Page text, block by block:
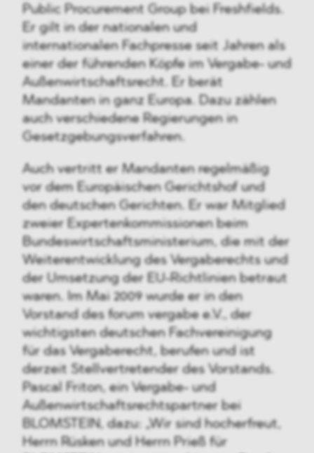
Public Procurement Group bei Freshfields.
Er gilt in der nationalen und
internationalen Fachpresse seit Jahren als
einer der führenden Köpfe im Vergabe- und
Außenwirtschaftsrecht. Er berät
Mandanten in ganz Europa. Dazu zählen
auch verschiedene Regierungen in
Gesetzgebungsverfahren.
Auch vertritt er Mandanten regelmäßig
vor dem Europäischen Gerichtshof und
den deutschen Gerichten. Er war Mitglied
zweier Expertenkommissionen beim
Bundeswirtschaftsministerium, die mit der
Weiterentwicklung des Vergaberechts und
der Umsetzung der EU-Richtlinien betraut
waren. Im Mai 2009 wurde er in den
Vorstand des forum vergabe e.V., der
wichtigsten deutschen Fachvereinigung
für das Vergaberecht, berufen und ist
derzeit Stellvertretender des Vorstands.
Pascal Friton, ein Vergabe- und
Außenwirtschaftsrechtspartner bei
BLOMSTEIN, dazu: „Wir sind hocherfreut,
Herrn Rüsken und Herrn Prieß für